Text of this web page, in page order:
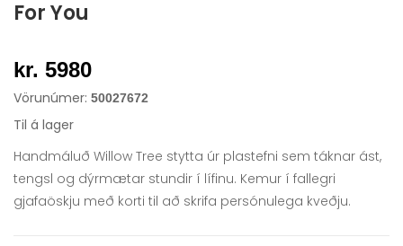
For You
kr. 5980
Vörunúmer: 50027672
Til á lager
Handmáluð Willow Tree stytta úr plastefni sem táknar ást,
tengsl og dýrmætar stundir í lífinu. Kemur í fallegri
gjafaöskju með korti til að skrifa persónulega kveðju.